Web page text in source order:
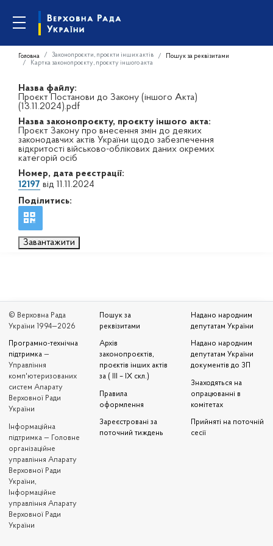
Головна Законопроєкти, проєкти інших актів
Пошук за реквізитами
Картка законопроєкту, проєкту іншого акта
Назва файлу:
Проєкт Постанови до Закону (іншого Акта)
(13.11.2024).pdf
Назва законопроєкту, проєкту іншого акта:
Проєкт Закону про внесення змін до деяких
законодавчих актів України щодо забезпечення
відкритості військово-облікових даних окремих
категорій осіб
Номер, дата реєстрації:
12197 від 11.11.2024
Поділитись:
Завантажити
© Верховна Рада
України 1994—2026
Програмно-технічна
підтримка —
Управління
комп'ютеризованих
систем Апарату
Верховної Ради
України
Iнформаційна
підтримка — Головне
організаційне
управління Апарату
Верховної Ради
України,
Інформаційне
управління Апарату
Верховної Ради
України
Пошук за
реквізитами
Архів
законопроєктів,
проєктів інших актів
за ( III – IX скл.)
Правила
оформлення
Зареєстровані за
поточний тиждень
Надано народним
депутатам України
Надано народним
депутатам України
документів до ЗП
Знаходяться на
опрацюванні в
комітетах
Прийняті на поточній
сесії